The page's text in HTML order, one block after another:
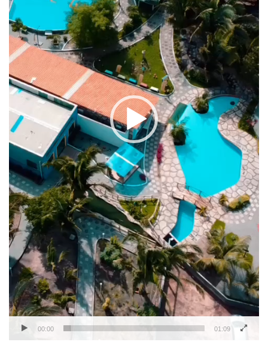
00:00 01:09